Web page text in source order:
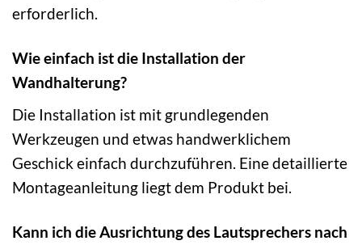
erforderlich.
Wie einfach ist die Installation der
Wandhalterung?
Die Installation ist mit grundlegenden
Werkzeugen und etwas handwerklichem
Geschick einfach durchzuführen. Eine detaillierte
Montageanleitung liegt dem Produkt bei.
Kann ich die Ausrichtung des Lautsprechers nach